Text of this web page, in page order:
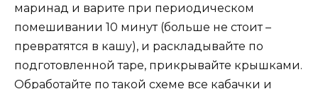
маринад и варите при периодическом
помешивании 10 минут (больше не стоит –
превратятся в кашу), и раскладывайте по
подготовленной таре, прикрывайте крышками.
Обработайте по такой схеме все кабачки и